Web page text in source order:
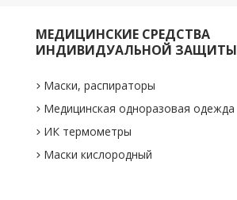
МЕДИЦИНСКИЕ СРЕДСТВА
ИНДИВИДУАЛЬНОЙ ЗАЩИТЫ
Маски, распираторы
Медицинская одноразовая одежда
ИК термометры
Маски кислородный